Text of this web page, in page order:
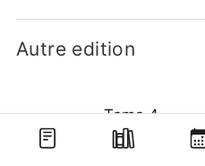
Autre edition
Tome 4
Edition simple